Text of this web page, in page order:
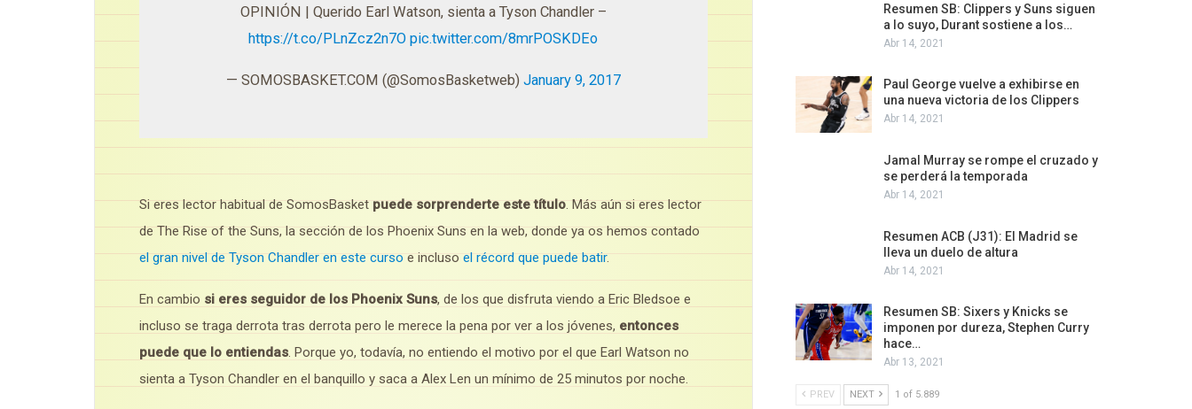
OPINIÓN | Querido Earl Watson, sienta a Tyson Chandler –
https://t.co/PLnZcz2n7O pic.twitter.com/8mrPOSKDEo
— SOMOSBASKET.COM (@SomosBasketweb) January 9, 2017
Si eres lector habitual de SomosBasket puede sorprenderte este título. Más aún si eres lector
de The Rise of the Suns, la sección de los Phoenix Suns en la web, donde ya os hemos contado
el gran nivel de Tyson Chandler en este curso e incluso el récord que puede batir.
En cambio si eres seguidor de los Phoenix Suns, de los que disfruta viendo a Eric Bledsoe e
incluso se traga derrota tras derrota pero le merece la pena por ver a los jóvenes, entonces
puede que lo entiendas. Porque yo, todavía, no entiendo el motivo por el que Earl Watson no
sienta a Tyson Chandler en el banquillo y saca a Alex Len un mínimo de 25 minutos por noche.
Resumen SB: Clippers y Suns siguen
a lo suyo, Durant sostiene a los…
Abr 14, 2021
Paul George vuelve a exhibirse en
una nueva victoria de los Clippers
Abr 14, 2021
Jamal Murray se rompe el cruzado y
se perderá la temporada
Abr 14, 2021
Resumen ACB (J31): El Madrid se
lleva un duelo de altura
Abr 14, 2021
Resumen SB: Sixers y Knicks se
imponen por dureza, Stephen Curry
hace…
Abr 13, 2021
PREV NEXT 1 of 5.889